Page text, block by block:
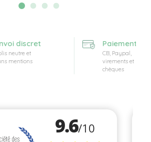
discret
neutre et
mentions
Paiement
CB, Paypal,
virements et
chèques